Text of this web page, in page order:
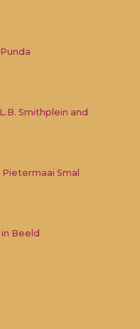
Smithplein and
Smal
Beeld